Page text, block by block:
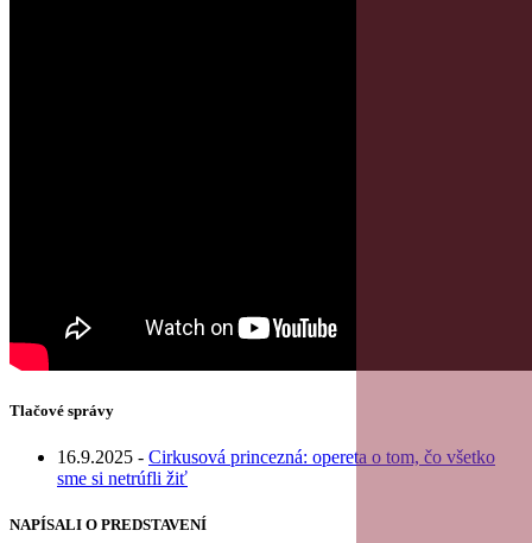
Tlačové správy
16.9.2025 - Cirkusová princezná: opereta o tom, čo všetko
sme si netrúfli žiť
NAPÍSALI O PREDSTAVENÍ